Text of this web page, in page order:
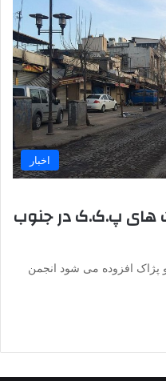
اخبار
های پ.ک.ک در جنوب
افزوده می شود انجمن